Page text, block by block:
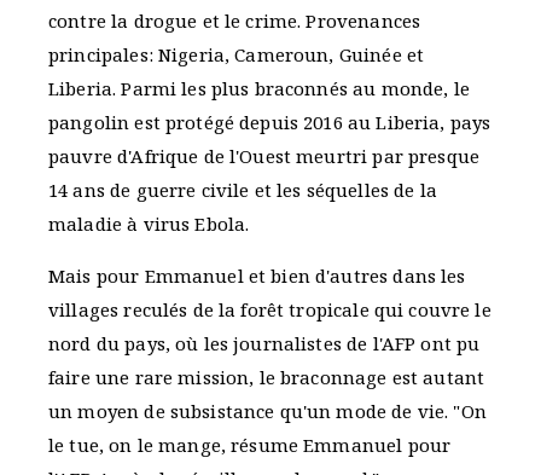
contre la drogue et le crime. Provenances
principales: Nigeria, Cameroun, Guinée et
Liberia. Parmi les plus braconnés au monde, le
pangolin est protégé depuis 2016 au Liberia, pays
pauvre d'Afrique de l'Ouest meurtri par presque
14 ans de guerre civile et les séquelles de la
maladie à virus Ebola.
Mais pour Emmanuel et bien d'autres dans les
villages reculés de la forêt tropicale qui couvre le
nord du pays, où les journalistes de l'AFP ont pu
faire une rare mission, le braconnage est autant
un moyen de subsistance qu'un mode de vie. "On
le tue, on le mange, résume Emmanuel pour